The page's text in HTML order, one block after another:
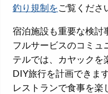
釣り規制をご覧くださ
宿泊施設も重要な検討
フルサービスのコミュ
テルでは、カヤックを
DIY旅行を計画できま
レストランで食事を楽